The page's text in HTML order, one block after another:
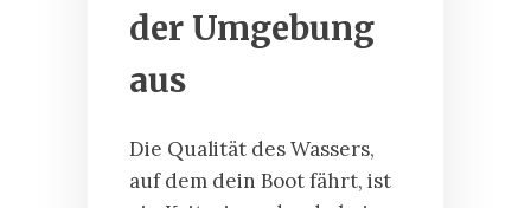
der Umgebung
aus
Die Qualität des Wassers,
auf dem dein Boot fährt, ist